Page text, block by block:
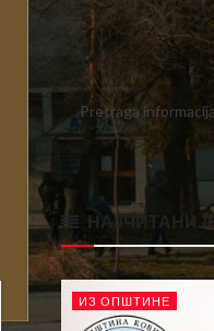
<
ИЗ ОПШТИНЕ